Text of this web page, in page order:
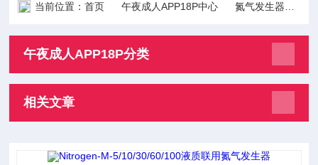
当前位置：首页 午夜成人APP18P中心 氮气发生器
午夜成人APP18P分类
相关文章